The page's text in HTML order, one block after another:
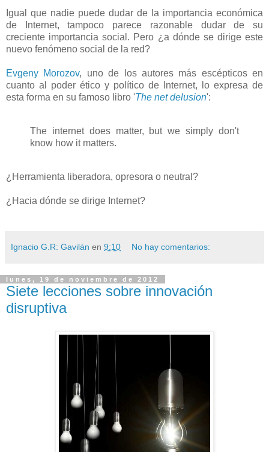
Igual que nadie puede dudar de la importancia económica
de Internet, tampoco parece razonable dudar de su
creciente importancia social. Pero ¿a dónde se dirige este
nuevo fenómeno social de la red?
Evgeny Morozov, uno de los autores más escépticos en
cuanto al poder ético y político de Internet, lo expresa de
esta forma en su famoso libro 'The net delusion':
The internet does matter, but we simply don't
know how it matters.
¿Herramienta liberadora, opresora o neutral?
¿Hacia dónde se dirige Internet?
Ignacio G.R: Gavilán en 9:10 No hay comentarios:
lunes, 19 de noviembre de 2012
Siete lecciones sobre innovación
disruptiva